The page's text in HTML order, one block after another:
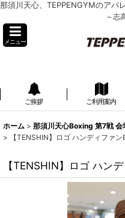
那須川天心、TEPPENGYMのアパ
～志
メニュー
ご挨拶 ご利用案内
ホーム > 那須川天心Boxing 第7戦
>
【TENSHIN】ロゴ ハンディファ
【TENSHIN】ロゴ ハン